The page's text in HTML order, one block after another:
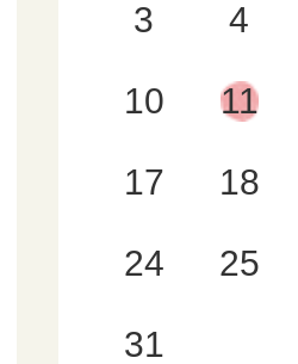
3 4
10 11
17 18
24 25
31